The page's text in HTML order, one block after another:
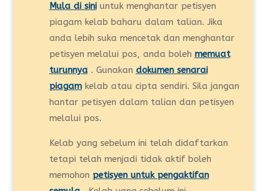
Mula di sini untuk menghantar petisyen
piagam kelab baharu dalam talian. Jika
anda lebih suka mencetak dan menghantar
petisyen melalui pos, anda boleh memuat
turunnya. Gunakan dokumen senarai
piagam kelab atau cipta sendiri. Sila jangan
hantar petisyen dalam talian dan petisyen
melalui pos.
Kelab yang sebelum ini telah didaftarkan
tetapi telah menjadi tidak aktif boleh
memohon petisyen untuk pengaktifan